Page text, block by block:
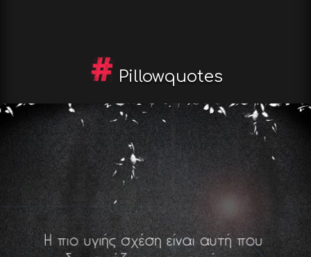
Pillowquotes